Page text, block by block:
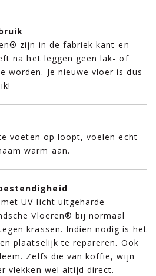
zijn in de fabriek kant-en-
na het leggen geen lak- of
worden. Je nieuwe vloer is dus
voeten op loopt, voelen echt
warm aan.
UV-licht uitgeharde
Vloeren® bij normaal
krassen. Indien nodig is het
plaatselijk te repareren. Ook
Zelfs die van koffie, wijn
vlekken wel altijd direct.